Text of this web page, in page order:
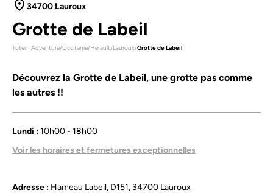
34700 Lauroux
Grotte de Labeil
Totem Adventure/Occitanie/Hérault/Lauroux/Grotte de Labeil
Découvrez la Grotte de Labeil, une grotte pas comme
les autres !!
Lundi :10h00 - 18h00
Mercredi :10h00 - 18h00
Vendredi :10h00 - 18h00
Voir les horaires et fermetures exceptionnelles
Adresse : Hameau Labeil, D151, 34700 Lauroux